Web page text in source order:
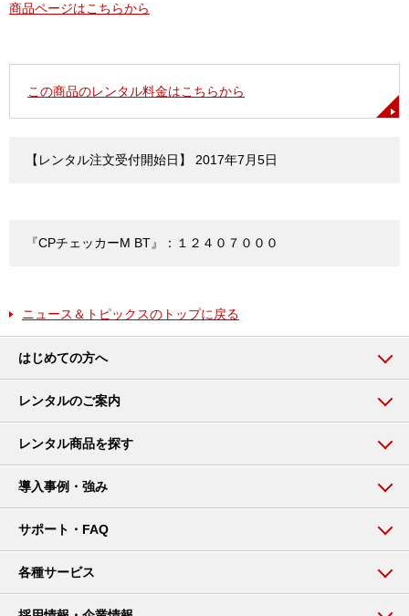
商品ページはこちらから
この商品のレンタル料金はこちらから
【レンタル注文受付開始日】 2017年7月5日
『CPチェッカーM BT』：１２４０７０００
ニュース＆トピックスのトップに戻る
はじめての方へ
レンタルのご案内
レンタル商品を探す
導入事例・強み
サポート・FAQ
各種サービス